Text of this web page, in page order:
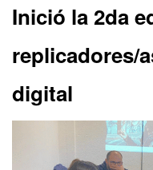
top
Inició la 2da
replicadores/
digital